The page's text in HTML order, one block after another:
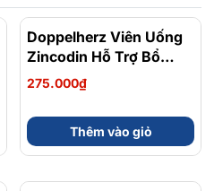
Doppelherz Viên Uống
Zincodin Hỗ Trợ Bổ
Sung Kẽm, Tăng Cường
Sức Đề Kháng Hộp 30
Viên
275.000₫
Thêm vào giỏ